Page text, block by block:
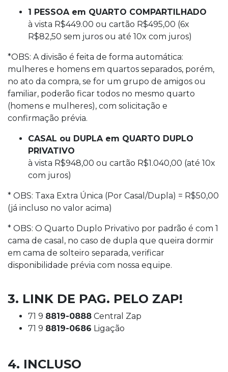
1 PESSOA em QUARTO COMPARTILHADO
à vista R$449.00 ou cartão R$495,00 (6x
R$82,50 sem juros ou até 10x com juros)
*OBS: A divisão é feita de forma automática:
mulheres e homens em quartos separados, porém,
no ato da compra, se for um grupo de amigos ou
familiar, poderão ficar todos no mesmo quarto
(homens e mulheres), com solicitação e
confirmação prévia.
CASAL ou DUPLA em QUARTO DUPLO
PRIVATIVO
à vista R$948,00 ou cartão R$1.040,00 (até 10x
com juros)
* OBS: Taxa Extra Única (Por Casal/Dupla) = R$50,00
(já incluso no valor acima)
* OBS: O Quarto Duplo Privativo por padrão é com 1
cama de casal, no caso de dupla que queira dormir
em cama de solteiro separada, verificar
disponibilidade prévia com nossa equipe.
3. LINK DE PAG. PELO ZAP!
71 9 8819-0888 Central Zap
71 9 8819-0686 Ligação
4. INCLUSO